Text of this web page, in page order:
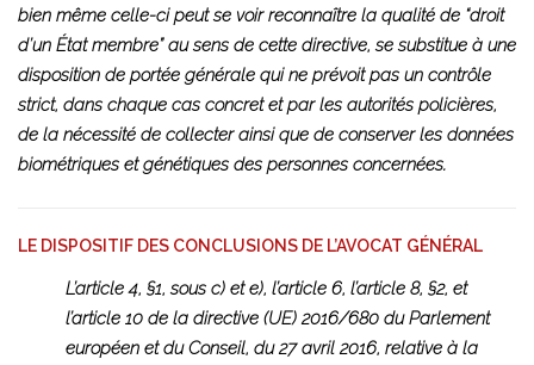
bien même celle-ci peut se voir reconnaître la qualité de “droit
d’un État membre” au sens de cette directive, se substitue à une
disposition de portée générale qui ne prévoit pas un contrôle
strict, dans chaque cas concret et par les autorités policières,
de la nécessité de collecter ainsi que de conserver les données
biométriques et génétiques des personnes concernées.
LE DISPOSITIF DES CONCLUSIONS DE L’AVOCAT GÉNÉRAL
L’article 4, §1, sous c) et e), l’article 6, l’article 8, §2, et
l’article 10 de la directive (UE) 2016/680 du Parlement
européen et du Conseil, du 27 avril 2016, relative à la